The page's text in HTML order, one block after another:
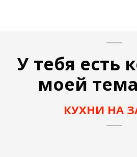
У тебя есть
моей
КУХНИ НА